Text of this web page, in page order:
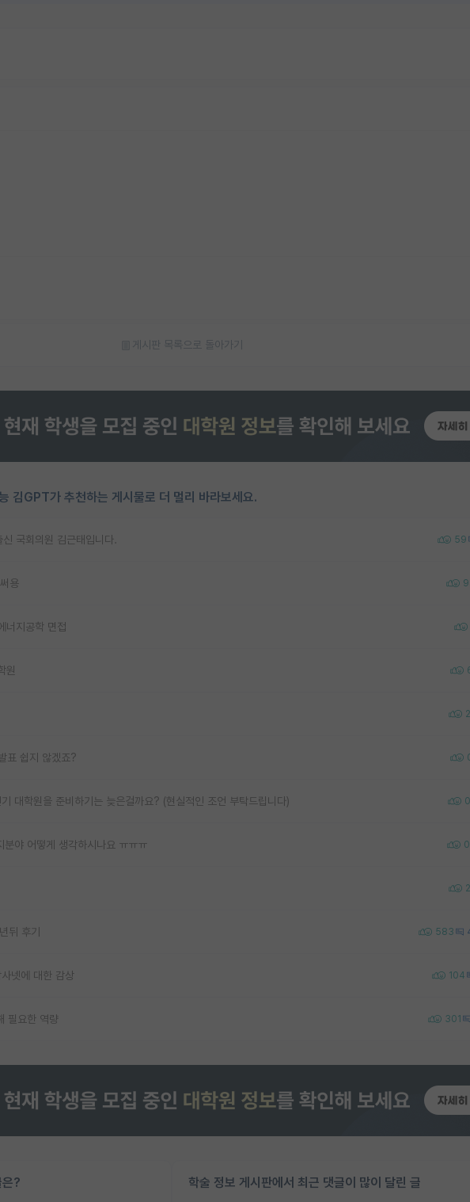
게시판 목록으로 돌아가기
김GPT가 추천하는 게시물로 더 멀리 바라보세요.
국회의원 김근태입니다. 59
용 9
너지공학 면접
원
2
표 쉽지 않겠죠?
대학원을 준비하기는 늦은걸까요? (현실적인 조언 부탁드립니다) 0
야 어떻게 생각하시나요 ㅠㅠㅠ 0
2
뒤 후기 583
넷에 대한 감상 104
필요한 역량 301
? 학술 정보 게시판에서 최근 댓글이 많이 달린 글